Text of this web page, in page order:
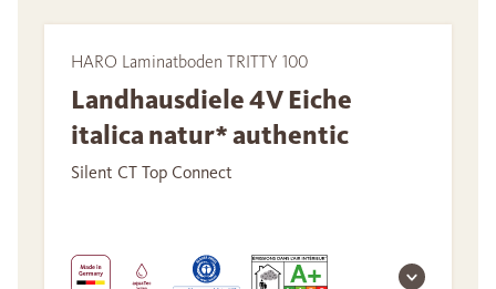
HARO Laminatboden TRITTY 100
Landhausdiele 4V Eiche
italica natur* authentic
Silent CT Top Connect